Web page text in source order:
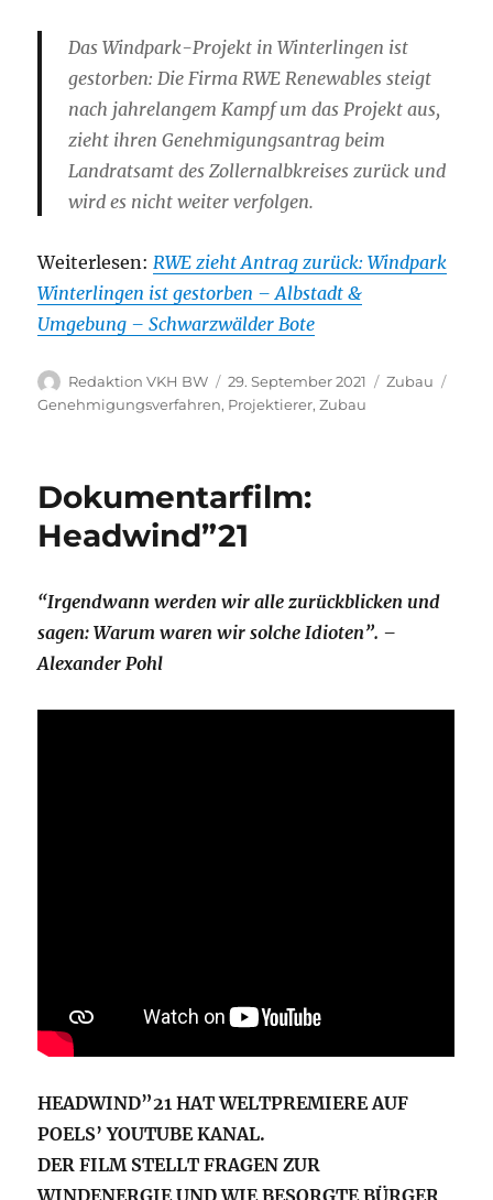
Das Windpark-Projekt in Winterlingen ist
gestorben: Die Firma RWE Renewables steigt
nach jahrelangem Kampf um das Projekt aus,
zieht ihren Genehmigungsantrag beim
Landratsamt des Zollernalbkreises zurück und
wird es nicht weiter verfolgen.
Weiterlesen: RWE zieht Antrag zurück: Windpark
Winterlingen ist gestorben – Albstadt &
Umgebung – Schwarzwälder Bote
Autor
Redaktion VKH BW
Veröffentlicht
am
29. September 2021 Kategorien
Zubau
Genehmigungsverfahren, Projektierer,Zubau
Dokumentarfilm:
Headwind”21
“Irgendwann werden wir alle zurückblicken und
sagen: Warum waren wir solche Idioten”. –
Alexander Pohl
HEADWIND”21 HAT WELTPREMIERE AUF
POELS’YOUTUBE KANAL.
DER FILM STELLT FRAGENZUR
WINDENERGIE UND WIE BESORGTE BÜRGER